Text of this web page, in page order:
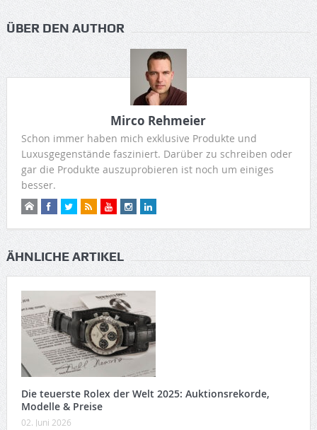
ÜBER DEN AUTHOR
Mirco Rehmeier
Schon immer haben mich exklusive Produkte und
Luxusgegenstände fasziniert. Darüber zu schreiben oder
gar die Produkte auszuprobieren ist noch um einiges
besser.
ÄHNLICHE ARTIKEL
Die teuerste Rolex der Welt 2025: Auktionsrekorde,
Modelle & Preise
02. Juni 2026